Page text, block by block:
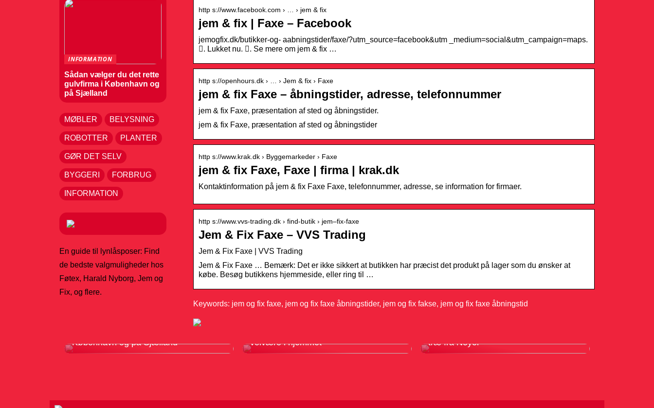
http s://www.facebook.com › … › jem & fix
jem & fix | Faxe – Facebook
jemogfix.dk/butikker-og- aabningstider/faxe/?utm_source=facebook&utm _medium=social&utm_campaign=maps.
󱛏. Lukket nu. 󱙇. Se mere om jem & fix …
http s://openhours.dk › … › Jem & fix › Faxe
jem & fix Faxe – åbningstider, adresse, telefonnummer
jem & fix Faxe, præsentation af sted og åbningstider.
jem & fix Faxe, præsentation af sted og åbningstider
http s://www.krak.dk › Byggemarkeder › Faxe
jem & fix Faxe, Faxe | firma | krak.dk
Kontaktinformation på jem & fix Faxe Faxe, telefonnummer, adresse, se information for firmaer.
http s://www.vvs-trading.dk › find-butik › jem–fix-faxe
Jem & Fix Faxe – VVS Trading
Jem & Fix Faxe | VVS Trading
Jem & Fix Faxe … Bemærk: Det er ikke sikkert at butikken har præcist det produkt på lager som du ønsker at
købe. Besøg butikkens hjemmeside, eller ring til …
Keywords: jem og fix faxe, jem og fix faxe åbningstider, jem og fix fakse, jem og fix faxe åbningstid
INFORMATION
Sådan vælger du det rette
gulvfirma i København og
på Sjælland
MØBLER BELYSNING
ROBOTTER PLANTER
GØR DET SELV
BYGGERI FORBRUG
INFORMATION
En guide til lynlåsposer: Find
de bedste valgmuligheder hos
Føtex, Harald Nyborg, Jem og
Fix, og flere.
København og på Sjælland
velvære i hjemmet
træ fra Noyer